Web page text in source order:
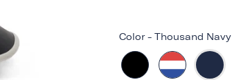
Color - Thousand Navy